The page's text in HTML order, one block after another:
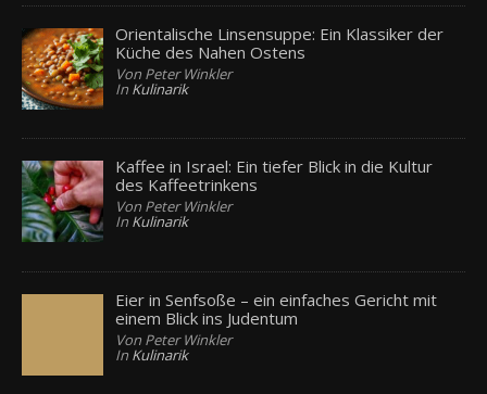
Orientalische Linsensuppe: Ein Klassiker der
Küche des Nahen Ostens
Von Peter Winkler
In Kulinarik
Kaffee in Israel: Ein tiefer Blick in die Kultur
des Kaffeetrinkens
Von Peter Winkler
In Kulinarik
Eier in Senfsoße – ein einfaches Gericht mit
einem Blick ins Judentum
Von Peter Winkler
In Kulinarik